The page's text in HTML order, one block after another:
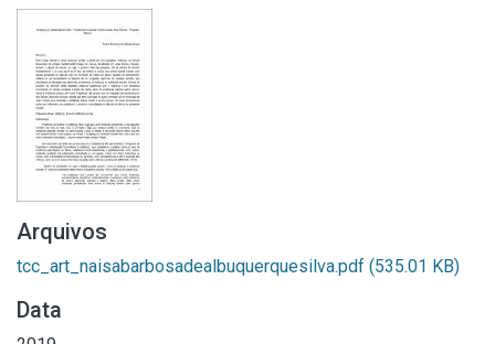
Arquivos
tcc_art_naisabarbosadealbuquerquesilva.pdf (535.01 KB)
Data